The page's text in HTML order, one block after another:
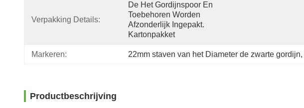
Verpakking Details:
De Het Gordijnspoor En
Toebehoren Worden
Afzonderlijk Ingepakt.
Kartonpakket
Markeren: 22mm staven van het Diameter de zwarte gordijn,
Productbeschrijving